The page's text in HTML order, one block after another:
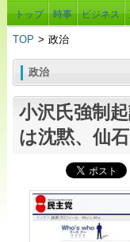
トップ 時事 ビジネス
TOP > 政治
政治
小沢氏強制
は沈黙、仙